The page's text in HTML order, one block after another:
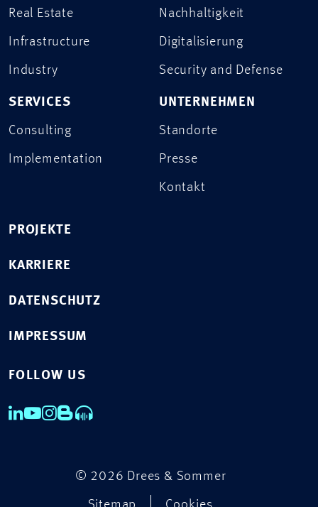
Real Estate
Infrastructure
Industry
SERVICES
Consulting
Implementation
Nachhaltigkeit
Digitalisierung
Security and Defense
UNTERNEHMEN
Standorte
Presse
Kontakt
PROJEKTE
KARRIERE
DATENSCHUTZ
IMPRESSUM
FOLLOW US
© 2026 Drees & Sommer